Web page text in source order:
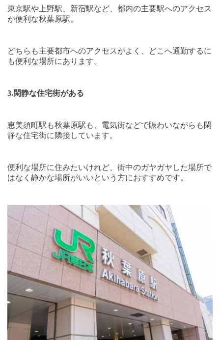
東京駅や上野駅、新宿駅など、都内の主要駅へのアクセス
が便利な秋葉原駅。
どちらも主要都市へのアクセスがよく、どこへ通勤するに
も便利な場所にあります。
3.閑静な住宅街がある
恵美須町駅も秋葉原駅も、電気街などで賑わいながらも閑
静な住宅街に隣接しています。
便利な場所に住みたいけれど、街中のガヤガヤした場所で
はなく静かな場所がいいという方におすすめです。